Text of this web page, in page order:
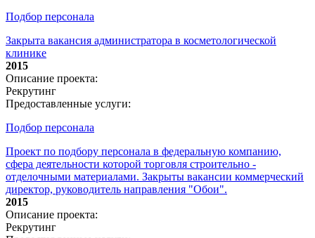
Подбор персонала
Закрыта вакансия администратора в косметологической
клинике
2015
Описание проекта:
Рекрутинг
Предоставленные услуги:
Подбор персонала
Проект по подбору персонала в федеральную компанию,
сфера деятельности которой торговля строительно -
отделочными материалами. Закрыты вакансии коммерческий
директор, руководитель направления "Обои".
2015
Описание проекта:
Рекрутинг